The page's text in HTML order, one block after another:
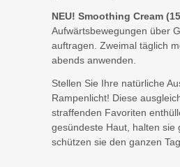
NEU! Smoothing Cream
Aufwärtsbewegungen über
auftragen. Zweimal täglich
abends anwenden.
Stellen Sie Ihre natürliche
Rampenlicht! Diese
straffenden Favoriten
gesündeste Haut, halten sie
schützen sie den ganzen